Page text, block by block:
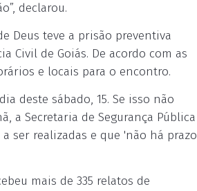
declarou.
Deus teve a prisão preventiva
Civil de Goiás. De acordo com as
e locais para o encontro.
deste sábado, 15. Se isso não
a Secretaria de Segurança Pública
ser realizadas e que 'não há prazo
mais de 335 relatos de